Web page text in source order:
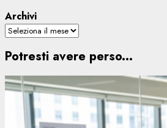
Archivi
Potresti avere perso...